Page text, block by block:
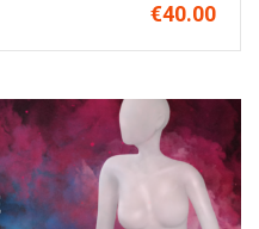
€40.00